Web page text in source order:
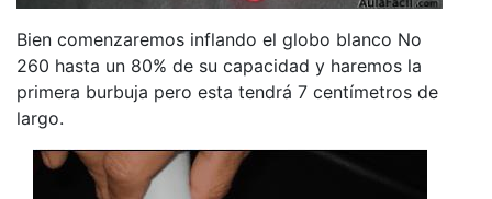
Bien comenzaremos inflando el globo blanco No
260 hasta un 80% de su capacidad y haremos la
primera burbuja pero esta tendrá 7 centímetros de
largo.